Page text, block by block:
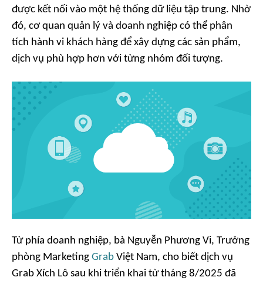
được kết nối vào một hệ thống dữ liệu tập trung. Nhờ
đó, cơ quan quản lý và doanh nghiệp có thể phân
tích hành vi khách hàng để xây dựng các sản phẩm,
dịch vụ phù hợp hơn với từng nhóm đối tượng.
Từ phía doanh nghiệp, bà Nguyễn Phương Vi, Trưởng
phòng Marketing Grab Việt Nam, cho biết dịch vụ
Grab Xích Lô sau khi triển khai từ tháng 8/2025 đã